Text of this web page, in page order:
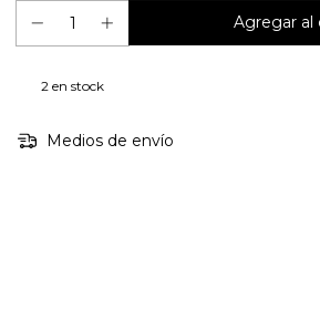
2 en stock
Medios de envío